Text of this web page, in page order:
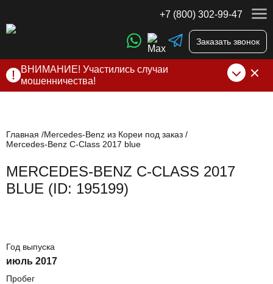
+7 (800) 302-99-47
Заказать звонок
ВНИМАНИЕ! Участились случаи
мошенничества!
нами по официальнымконтактам, указанным в соц сетях
и на сайте
Главная
Mercedes-Benz из Кореи под заказ
Mercedes-Benz C-Class 2017 blue
MERCEDES-BENZ C-CLASS 2017
BLUE (ID: 195199)
Год выпуска
июль 2017
Пробег